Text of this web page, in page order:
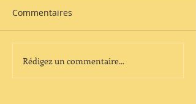
Commentaires
Rédigez un commentaire...